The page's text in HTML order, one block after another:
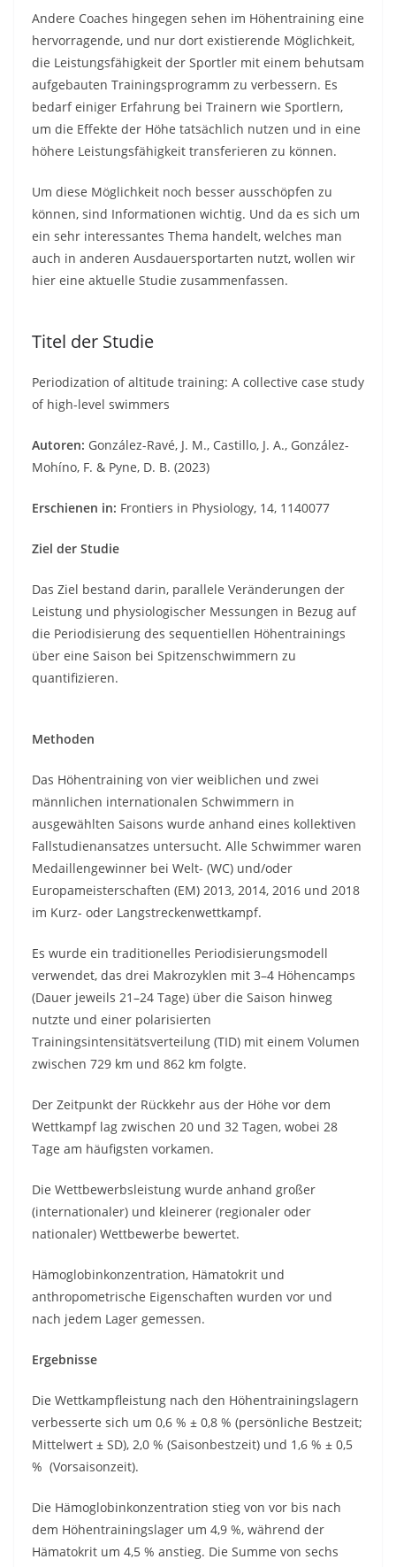
Andere Coaches hingegen sehen im Höhentraining eine
hervorragende, und nur dort existierende Möglichkeit,
die Leistungsfähigkeit der Sportler mit einem behutsam
aufgebauten Trainingsprogramm zu verbessern. Es
bedarf einiger Erfahrung bei Trainern wie Sportlern,
um die Effekte der Höhe tatsächlich nutzen und in eine
höhere Leistungsfähigkeit transferieren zu können.
Um diese Möglichkeit noch besser ausschöpfen zu
können, sind Informationen wichtig. Und da es sich um
ein sehr interessantes Thema handelt, welches man
auch in anderen Ausdauersportarten nutzt, wollen wir
hier eine aktuelle Studie zusammenfassen.
Titel der Studie
Periodization of altitude training: A collective case study
of high-level swimmers
Autoren: González-Ravé, J. M., Castillo, J. A., González-
Mohíno, F. & Pyne, D. B. (2023)
Erschienen in: Frontiers in Physiology, 14, 1140077
Ziel der Studie
Das Ziel bestand darin, parallele Veränderungen der
Leistung und physiologischer Messungen in Bezug auf
die Periodisierung des sequentiellen Höhentrainings
über eine Saison bei Spitzenschwimmern zu
quantifizieren.
Methoden
Das Höhentraining von vier weiblichen und zwei
männlichen internationalen Schwimmern in
ausgewählten Saisons wurde anhand eines kollektiven
Fallstudienansatzes untersucht. Alle Schwimmer waren
Medaillengewinner bei Welt- (WC) und/oder
Europameisterschaften (EM) 2013, 2014, 2016 und 2018
im Kurz- oder Langstreckenwettkampf.
Es wurde ein traditionelles Periodisierungsmodell
verwendet, das drei Makrozyklen mit 3–4 Höhencamps
(Dauer jeweils 21–24 Tage) über die Saison hinweg
nutzte und einer polarisierten
Trainingsintensitätsverteilung (TID) mit einem Volumen
zwischen 729 km und 862 km folgte.
Der Zeitpunkt der Rückkehr aus der Höhe vor dem
Wettkampf lag zwischen 20 und 32 Tagen, wobei 28
Tage am häufigsten vorkamen.
Die Wettbewerbsleistung wurde anhand großer
(internationaler) und kleinerer (regionaler oder
nationaler) Wettbewerbe bewertet.
Hämoglobinkonzentration, Hämatokrit und
anthropometrische Eigenschaften wurden vor und
nach jedem Lager gemessen.
Ergebnisse
Die Wettkampfleistung nach den Höhentrainingslagern
verbesserte sich um 0,6 % ± 0,8 % (persönliche Bestzeit;
Mittelwert ± SD), 2,0 % (Saisonbestzeit) und 1,6 % ± 0,5
% (Vorsaisonzeit).
Die Hämoglobinkonzentration stieg von vor bis nach
dem Höhentrainingslager um 4,9 %, während der
Hämatokrit um 4,5 % anstieg. Die Summe von sechs